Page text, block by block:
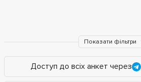
Показати фільтри
Доступ до всіх анкет через